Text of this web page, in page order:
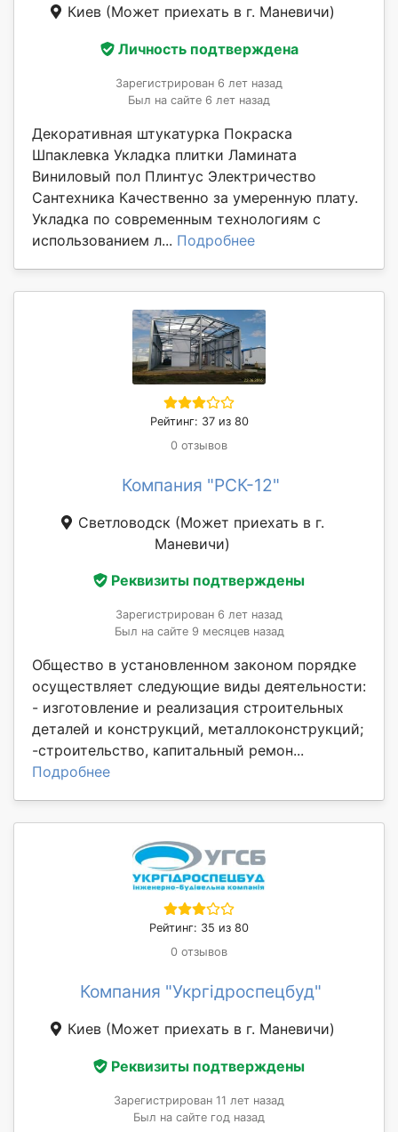
Киев (Может приехать в г. Маневичи)
Личность подтверждена
Зарегистрирован 6 лет назад
Был на сайте 6 лет назад
Декоративная штукатурка Покраска
Шпаклевка Укладка плитки Ламината
Виниловый пол Плинтус Электричество
Сантехника Качественно за умеренную плату.
Укладка по современным технологиям с
использованием л... Подробнее
Рейтинг: 37 из 80
0 отзывов
Компания "РСК-12"
Светловодск (Может приехать в г.
Маневичи)
Реквизиты подтверждены
Зарегистрирован 6 лет назад
Был на сайте 9 месяцев назад
Общество в установленном законом порядке
осуществляет следующие виды деятельности:
- изготовление и реализация строительных
деталей и конструкций, металлоконструкций;
-строительство, капитальный ремон...
Подробнее
Рейтинг: 35 из 80
0 отзывов
Компания "Укргідроспецбуд"
Киев (Может приехать в г. Маневичи)
Реквизиты подтверждены
Зарегистрирован 11 лет назад
Был на сайте год назад